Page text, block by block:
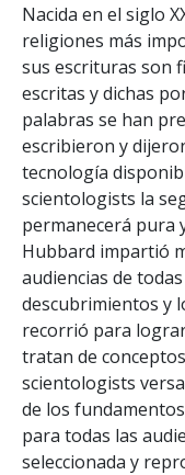
Nacida en el siglo
religiones más
sus escrituras son
escritas y dichas
palabras se han
escribieron y
tecnología
scientologists la
permanecerá pura
Hubbard impartió
audiencias de
descubrimientos y
recorrió para
tratan de
scientologists
de los
para todas las
seleccionada y